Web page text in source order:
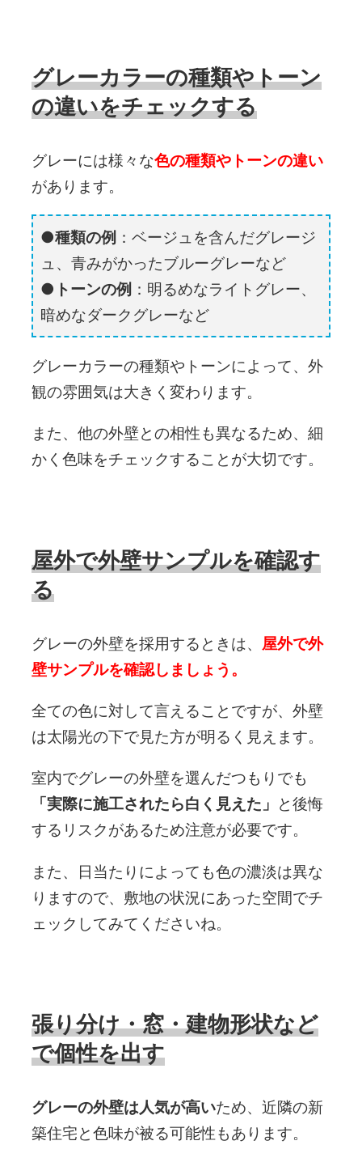
グレーカラーの種類やトーン
の違いをチェックする
グレーには様々な色の種類やトーンの違い
があります。
種類の例 ：ベージュを含んだグレージ
ュ、青みがかったブルーグレーなど
トーンの例 ：明るめなライトグレー、
暗めなダークグレーなど
グレーカラーの種類やトーンによって、外
観の雰囲気は大きく変わります。
また、他の外壁との相性も異なるため、細
かく色味をチェックすることが大切です。
屋外で外壁サンプルを確認す
る
グレーの外壁を採用するときは、 屋外で外
壁サンプルを確認しましょう。
全ての色に対して言えることですが、外壁
は太陽光の下で見た方が明るく見えます。
室内でグレーの外壁を選んだつもりでも
「実際に施工されたら白く見えた」 と後悔
するリスクがあるため注意が必要です。
また、日当たりによっても色の濃淡は異な
りますので、敷地の状況にあった空間でチ
ェックしてみてくださいね。
張り分け・窓・建物形状など
で個性を出す
グレーの外壁は人気が高いため、近隣の新
築住宅と色味が被る可能性もあります。